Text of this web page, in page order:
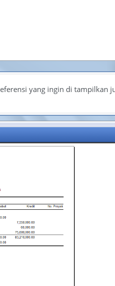
yang ingin di tampilkan